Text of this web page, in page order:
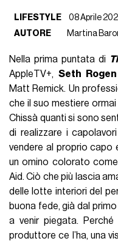
LIFESTYLE
08 Aprile
AUTORE
Martina
Nella prima puntata di
AppleTV+,Seth Rogen
Matt Remick. Un
che il suo mestiere
Chissà quanti si sono
di realizzare i
vendere al proprio capo
un omino colorato
Aid. Ciò che più lascia
delle lotte interiori del
buona fede, già dal
a venir piegata.
produttore ce l’ha, una